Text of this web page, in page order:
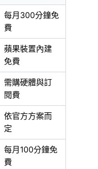
每月300分鐘免
費
蘋果裝置內建
免費
需購硬體與訂
閱費
依官方方案而
定
每月100分鐘免
費